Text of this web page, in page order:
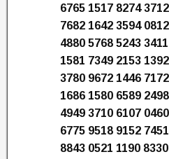
6765 1517 8274
7682 1642 3594
4880 5768 5243
1581 7349 2153
3780 9672 1446
1686 1580 6589
4949 3710 6107
6775 9518 9152
8843 0521 1190